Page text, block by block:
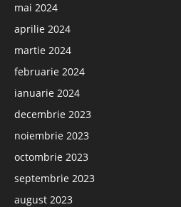
mai 2024
aprilie 2024
martie 2024
februarie 2024
ianuarie 2024
decembrie 2023
noiembrie 2023
octombrie 2023
septembrie 2023
august 2023